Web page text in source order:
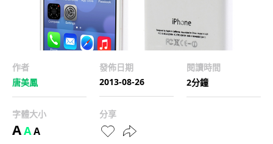
作者
唐美鳳
發佈日期
2013-08-26
閱讀時間
2分鐘
字體大小
AAA
分享